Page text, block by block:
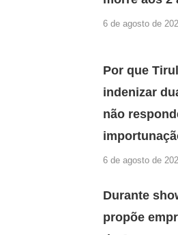
6 de agosto de
Por que
indenizar
não
6 de agosto de
Durante
propõe